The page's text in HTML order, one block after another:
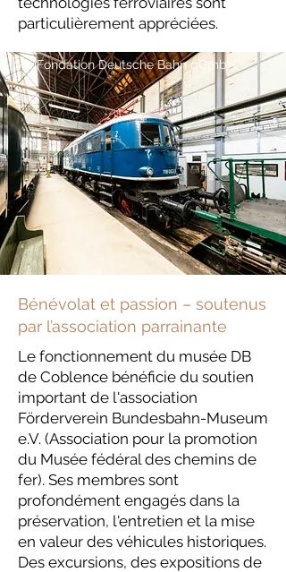
particulièrement appréciées.
(c)Fondation Deutsche Bahn gGmbH
Bénévolat et passion – soutenus
par l’association parrainante
Le fonctionnement du musée DB
de Coblence bénéficie du soutien
important de l'association
Förderverein Bundesbahn-Museum
e.V. (Association pour la promotion
du Musée fédéral des chemins de
fer). Ses membres sont
profondément engagés dans la
préservation, l'entretien et la mise
en valeur des véhicules historiques.
Des excursions, des expositions de